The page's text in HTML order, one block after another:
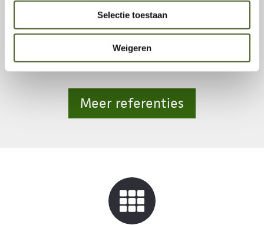
Selectie toestaan
Weigeren
Showtuin Etten-Leur
Meer referenties